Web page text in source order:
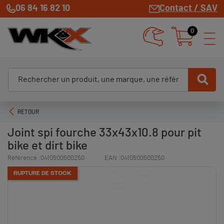
06 84 16 82 10 Contact / SAV
0
RETOUR
Joint spi fourche 33x43x10.8 pour pit
bike et dirt bike
Référence :0410500500250 EAN :0410500500250
RUPTURE DE STOCK